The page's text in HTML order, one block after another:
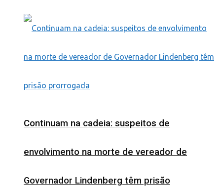
Continuam na cadeia: suspeitos de
envolvimento na morte de vereador de
Governador Lindenberg têm prisão